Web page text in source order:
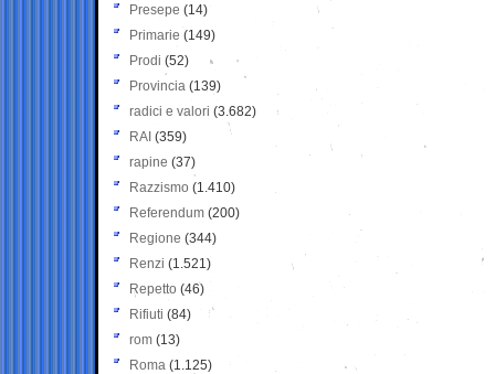
Presepe (14)
Primarie (149)
Prodi (52)
Provincia (139)
radici e valori (3.682)
RAI (359)
rapine (37)
Razzismo (1.410)
Referendum (200)
Regione (344)
Renzi (1.521)
Repetto (46)
Rifiuti (84)
rom (13)
Roma (1.125)